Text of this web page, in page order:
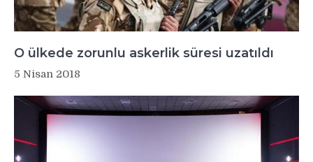
O ülkede zorunlu askerlik süresi uzatıldı
5 Nisan 2018